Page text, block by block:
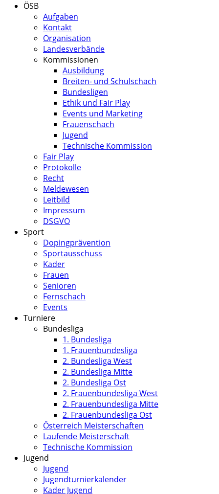
ÖSB
Aufgaben
Kontakt
Organisation
Landesverbände
Kommissionen
Ausbildung
Breiten- und Schulschach
Bundesligen
Ethik und Fair Play
Events und Marketing
Frauenschach
Jugend
Technische Kommission
Fair Play
Protokolle
Recht
Meldewesen
Leitbild
Impressum
DSGVO
Sport
Dopingprävention
Sportausschuss
Kader
Frauen
Senioren
Fernschach
Events
Turniere
Bundesliga
1. Bundesliga
1. Frauenbundesliga
2. Bundesliga West
2. Bundesliga Mitte
2. Bundesliga Ost
2. Frauenbundesliga West
2. Frauenbundesliga Mitte
2. Frauenbundesliga Ost
Österreich Meisterschaften
Laufende Meisterschaft
Technische Kommission
Jugend
Jugend
Jugendturnierkalender
Kader Jugend